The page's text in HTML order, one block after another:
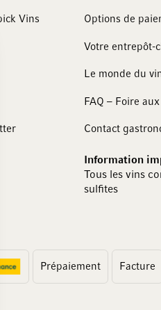
Vins Options de
Votre entrepôt-
Le monde du
FAQ – Foire
Contact
Information
Tous les vins
sulfites
Prépaiement Facture